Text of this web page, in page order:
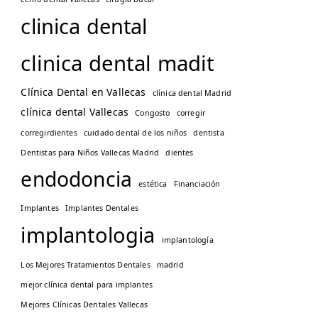
clinica dental
clinica dental madit
Clínica Dental en Vallecas clínica dental Madrid
clínica dental Vallecas Congosto
corregir
corregirdientes
cuidado dental de los niños
dentista
Dentistas para Niños Vallecas Madrid
dientes
endodoncia estética Financiación
Implantes Implantes Dentales
implantologia implantología
Los Mejores Tratamientos Dentales
madrid
mejor clínica dental para implantes
Mejores Clínicas Dentales Vallecas